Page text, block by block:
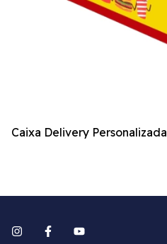
Caixa Delivery Personalizada